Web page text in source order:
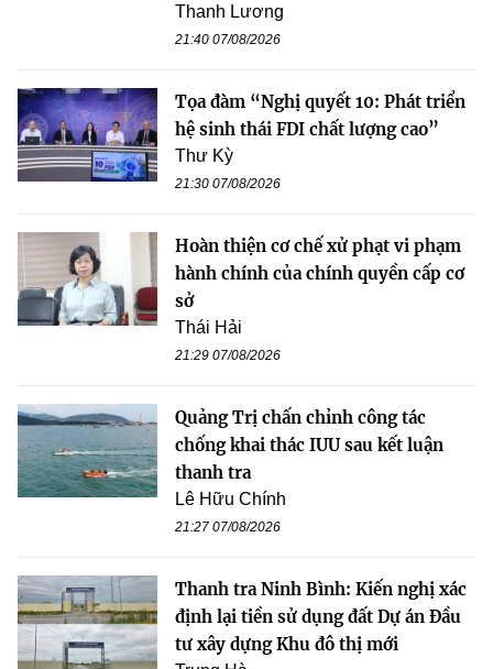
Thanh Lương
21:40 07/08/2026
Tọa đàm “Nghị quyết 10: Phát triển
hệ sinh thái FDI chất lượng cao”
Thư Kỳ
21:30 07/08/2026
Hoàn thiện cơ chế xử phạt vi phạm
hành chính của chính quyền cấp cơ
sở
Thái Hải
21:29 07/08/2026
Quảng Trị chấn chỉnh công tác
chống khai thác IUU sau kết luận
thanh tra
Lê Hữu Chính
21:27 07/08/2026
Thanh tra Ninh Bình: Kiến nghị xác
định lại tiền sử dụng đất Dự án Đầu
tư xây dựng Khu đô thị mới